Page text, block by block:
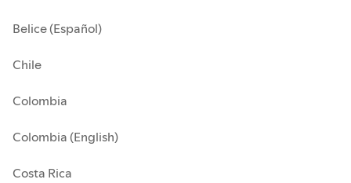
Belice (Español)
Chile
Colombia
Colombia (English)
Costa Rica